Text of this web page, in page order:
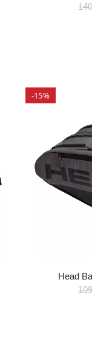
-15%
Head